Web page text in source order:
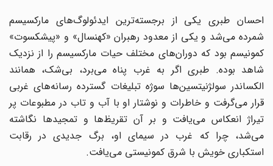
احسان طبری یکی از برجسته‌ترین ایدئولوگ‌های مارکسیسم
شمرده می‌شد و یکی از معدود رهبران «کهنسال» و «پیشکسوت»
کمونیسم بود که دوران‌های مختلف حیات مارکسیسم را از نزدیک
شاهد بوده. طبری اگر به غرب پناه می‌برد، بی‌شک، همانند
الکساندر سولژنیتسین‌ها سوژه تبلیغات گسترده رسانه‌های غربی
قرار می‌گرفت و خاطرات و نوشتار او با آب و تاب در مطبوعات پر
تیراژ انعکاس می‌یافت و بر آن تقریظ‌ها و تمجیدها نگاشته
می‌شد، چرا که غرب در سیمای او، برگ جدیدی در رقابت
استکباری خویش با شرق کمونیستی می‌یافت.